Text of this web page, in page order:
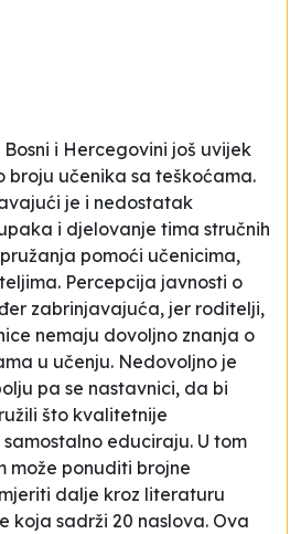
i Hercegovini još uvijek
broju učenika sa teškoćama.
je i nedostatak
i djelovanje tima stručnih
pomoći učenicima,
Percepcija javnosti o
zabrinjavajuća, jer roditelji,
nemaju dovoljno znanja o
u učenju. Nedovoljno je
pa se nastavnici, da bi
što kvalitetnije
educiraju. U tom
može ponuditi brojne
dalje kroz literaturu
koja sadrži 20 naslova. Ova